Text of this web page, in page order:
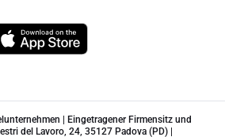
| Eingetragener Firmensitz und
del Lavoro, 24, 35127 Padova (PD) |